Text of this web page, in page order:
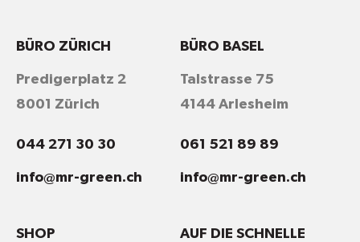
BÜRO ZÜRICH
Predigerplatz 2
8001 Zürich
044 271 30 30
info@mr-green.ch
BÜRO BASEL
Talstrasse 75
4144 Arlesheim
061 521 89 89
info@mr-green.ch
AUF DIE SCHNELLE
SHOP